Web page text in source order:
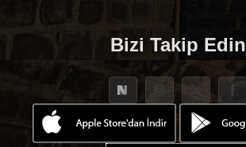
Bizi Takip Edin